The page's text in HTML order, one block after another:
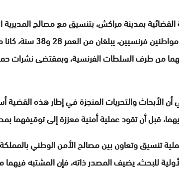
بمدينة مراكش، بتنسيق مع مصالح المديرية
الوطني، مساء أمس الأحد، من
من طرف السلطات الفرنسية، وبمقتضى نشرات
أن الأبحاث والتحريات المنجزة في إطار هذه
قبل أن تقود عملية أمنية معززة إلى توقيفهما
تنسيق وتعاون بين مصالح الأمن الوطني
للبحث، يضيف المصدر ذاته، فإن المشتبه